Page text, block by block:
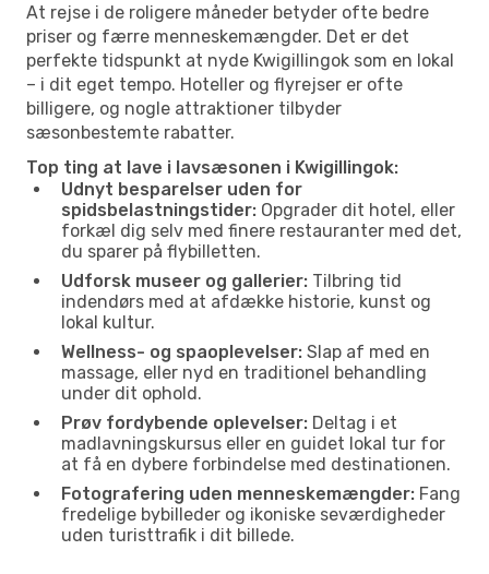
At rejse i de roligere måneder betyder ofte bedre
priser og færre menneskemængder. Det er det
perfekte tidspunkt at nyde Kwigillingok som en lokal
– i dit eget tempo. Hoteller og flyrejser er ofte
billigere, og nogle attraktioner tilbyder
sæsonbestemte rabatter.
Top ting at lave i lavsæsonen i Kwigillingok:
Udnyt besparelser uden for
spidsbelastningstider: Opgrader dit hotel, eller
forkæl dig selv med finere restauranter med det,
du sparer på flybilletten.
Udforsk museer og gallerier: Tilbring tid
indendørs med at afdække historie, kunst og
lokal kultur.
Wellness- og spaoplevelser: Slap af med en
massage, eller nyd en traditionel behandling
under dit ophold.
Prøv fordybende oplevelser: Deltag i et
madlavningskursus eller en guidet lokal tur for
at få en dybere forbindelse med destinationen.
Fotografering uden menneskemængder: Fang
fredelige bybilleder og ikoniske seværdigheder
uden turisttrafik i dit billede.